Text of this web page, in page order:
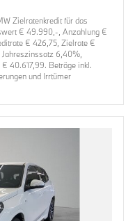
Zielratenkredit für das
€ 49.990,-, Anzahlung €
€ 426,75, Zielrate €
6,40%,
40.617,99. Beträge inkl.
und Irrtümer